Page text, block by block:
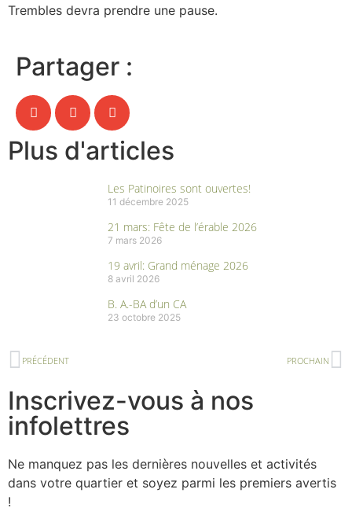
Trembles devra prendre une pause.
Partager :
Plus d'articles
Les Patinoires sont ouvertes!
11 décembre 2025
21 mars: Fête de l’érable 2026
7 mars 2026
19 avril: Grand ménage 2026
8 avril 2026
B. A.-BA d’un CA
23 octobre 2025
PRÉCÉDENT PROCHAIN
Inscrivez-vous à nos
infolettres
Ne manquez pas les dernières nouvelles et activités
dans votre quartier et soyez parmi les premiers avertis
!